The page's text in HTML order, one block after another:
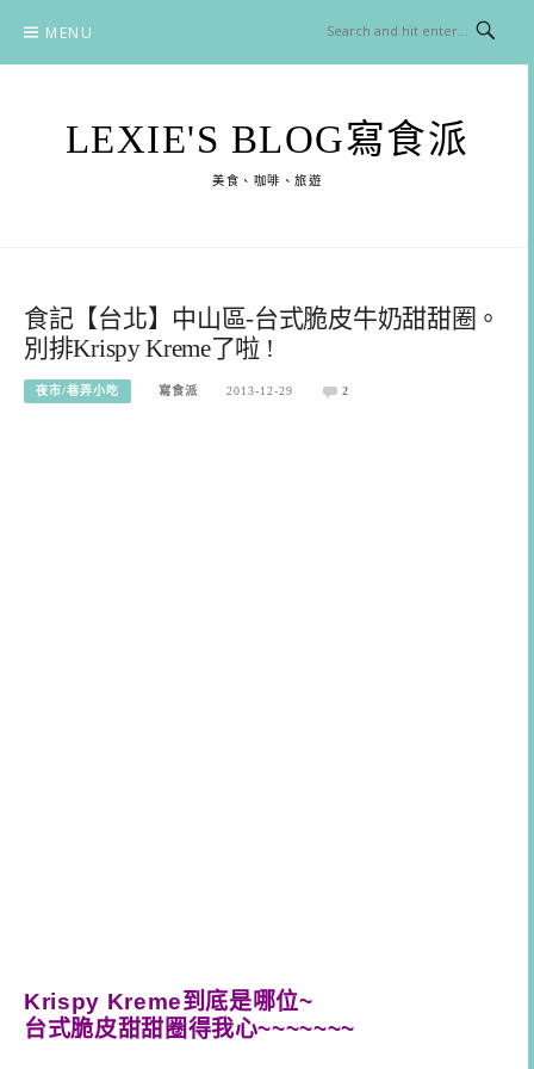
content
MENU
LEXIE'S BLOG寫食派
美食、咖啡、旅遊
食記【台北】中山區-台式脆皮牛奶甜甜圈。
別排Krispy Kreme了啦 !
夜市/巷弄小吃 寫食派 2013-12-29 2
Krispy Kreme到底是哪位~
台式脆皮甜甜圈得我心~~~~~~~